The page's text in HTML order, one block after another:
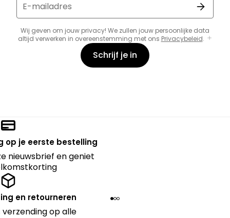
E-mailadres
Wij geven om jouw privacy! We zullen jouw persoonlijke data
altijd verwerken in overeenstemming met ons Privacybeleid.
Schrijf je in
op je eerste bestelling
nieuwsbrief en geniet
en retourneren
op alle